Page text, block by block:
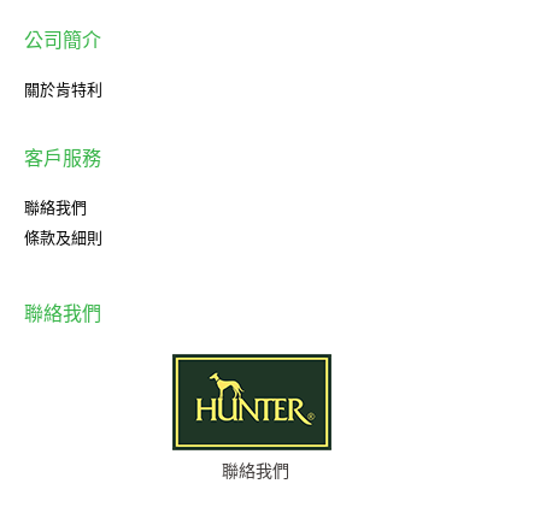
公司簡介
關於肯特利
客戶服務
聯絡我們
條款及細則
聯絡我們
聯絡我們